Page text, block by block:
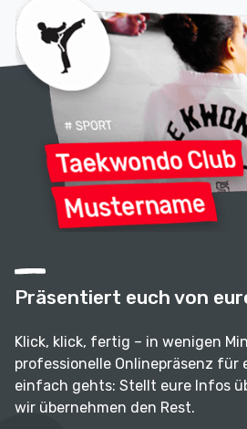
Präsentiert euch von
Klick, klick, fertig – in wenigen
professionelle Onlinepräsenz für
einfach gehts: Stellt eure Infos
wir übernehmen den Rest.